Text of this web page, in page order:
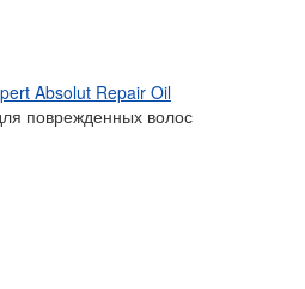
Absolut Repair Oil
поврежденных волос